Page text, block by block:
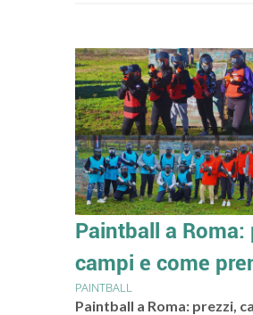
Paintball a Roma:
campi e come
PAINTBALL
Paintball a Roma: prezzi,